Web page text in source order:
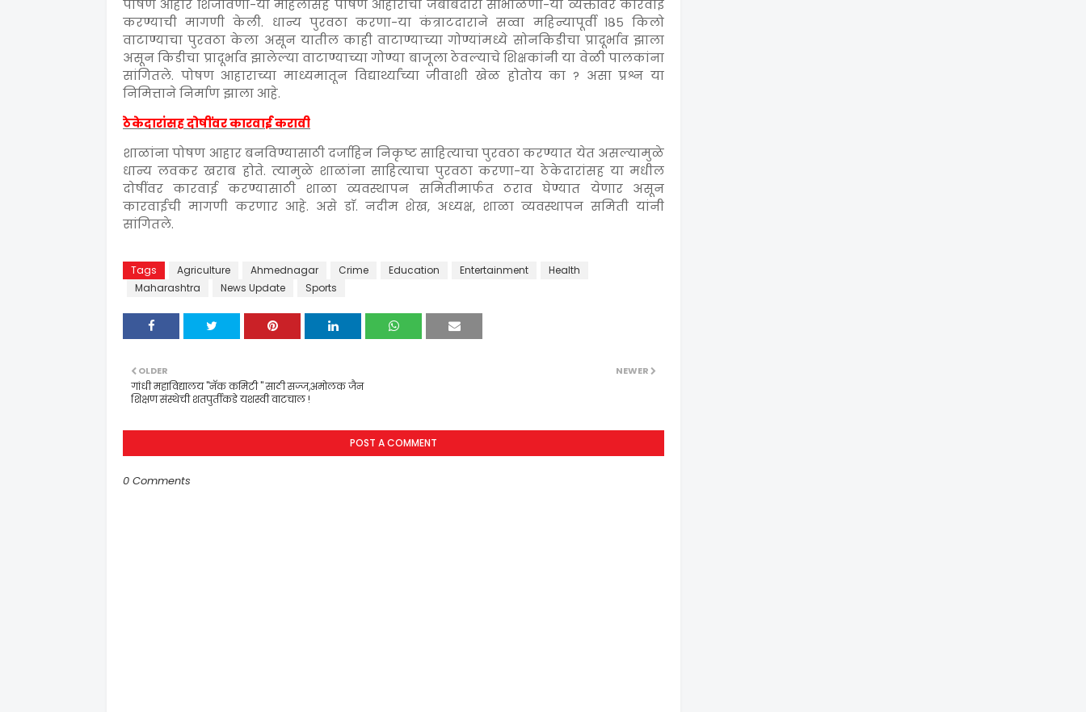
पोषण आहार शिजविणा-या महिलांसह पोषण आहाराची जबाबदारी सांभाळणा-या व्यक्तींवर कारवाई
करण्याची मागणी केली. धान्य पुरवठा करणा-या कंत्राटदाराने सव्वा महिन्यापूर्वी १८५ किलो
वाटाण्याचा पुरवठा केला असून यातील काही वाटाण्याच्या गोण्यांमध्ये सोनकिडीचा प्रादूर्भाव झाला
असून किडीचा प्रादूर्भाव झालेल्या वाटाण्याच्या गोण्या बाजूला ठेवल्याचे शिक्षकांनी या वेळी पालकांना
सांगितले. पोषण आहाराच्या माध्यमातून विद्यार्थ्यांच्या जीवाशी खेळ होतोय का ? असा प्रश्न या
निमित्ताने निर्माण झाला आहे.
ठेकेदारांसह दोषींवर कारवाई करावी
शाळांना पोषण आहार बनविण्यासाठी दर्जाहिन निकृष्ट साहित्याचा पुरवठा करण्यात येत असल्यामुळे
धान्य लवकर खराब होते. त्यामुळे शाळांना साहित्याचा पुरवठा करणा-या ठेकेदारांसह या मधील
दोषींवर कारवाई करण्यासाठी शाळा व्यवस्थापन समितीमार्फत ठराव घेण्यात येणार असून
कारवाईची मागणी करणार आहे. असे डाॅ. नदीम शेख, अध्यक्ष, शाळा व्यवस्थापन समिती यांनी
सांगितले.
Tags Agriculture Ahmednagar Crime Education Entertainment
Health
Maharashtra
News Update Sports
NEWER
OLDER
गांधी महाविद्यालय "नॅक कमिटी " साठी सज्ज,अमोलक जैन
शिक्षण संस्थेची शतपुर्तीकडे यशस्वी वाटचाल !
POST A COMMENT
0 Comments